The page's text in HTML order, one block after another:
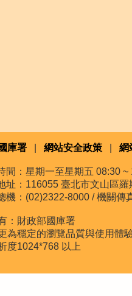
庫署 網站安全政策 網
間：星期一至星期五 08:30 ~
址：116055 臺北市文山區
機：(02)2322-8000 / 機關傳
：財政部國庫署
為穩定的瀏覽品質與使用體
度1024*768 以上